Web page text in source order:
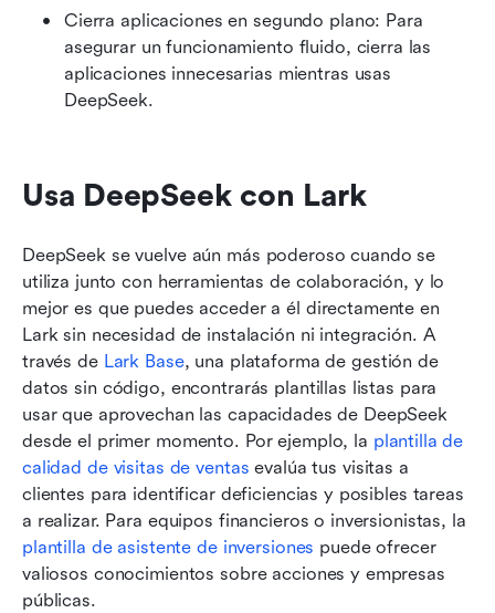
Cierra aplicaciones en segundo plano: Para
asegurar un funcionamiento fluido, cierra las
aplicaciones innecesarias mientras usas
DeepSeek.
Usa DeepSeek con Lark
DeepSeek se vuelve aún más poderoso cuando se
utiliza junto con herramientas de colaboración, y lo
mejor es que puedes acceder a él directamente en
Lark sin necesidad de instalación ni integración. A
través de Lark Base, una plataforma de gestión de
datos sin código, encontrarás plantillas listas para
usar que aprovechan las capacidades de DeepSeek
desde el primer momento. Por ejemplo, la plantilla de
calidad de visitas de ventas evalúa tus visitas a
clientes para identificar deficiencias y posibles tareas
plantilla de asistente de inversiones puede ofrecer
valiosos conocimientos sobre acciones y empresas
públicas.